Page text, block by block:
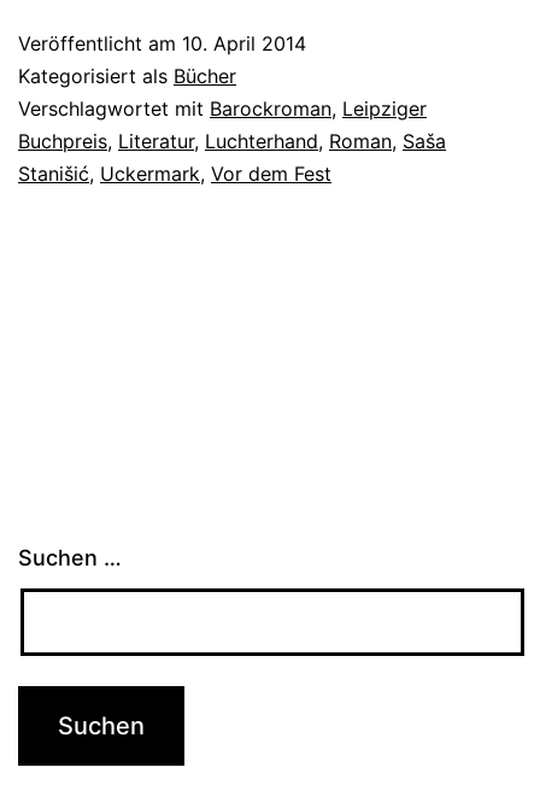
Veröffentlicht am 10. April 2014
Kategorisiert als Bücher
Verschlagwortet mit Barockroman, Leipziger
Buchpreis, Literatur, Luchterhand, Roman, Saša
Stanišić, Uckermark, Vor dem Fest
Suchen …